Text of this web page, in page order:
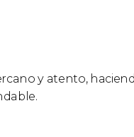
y atento,